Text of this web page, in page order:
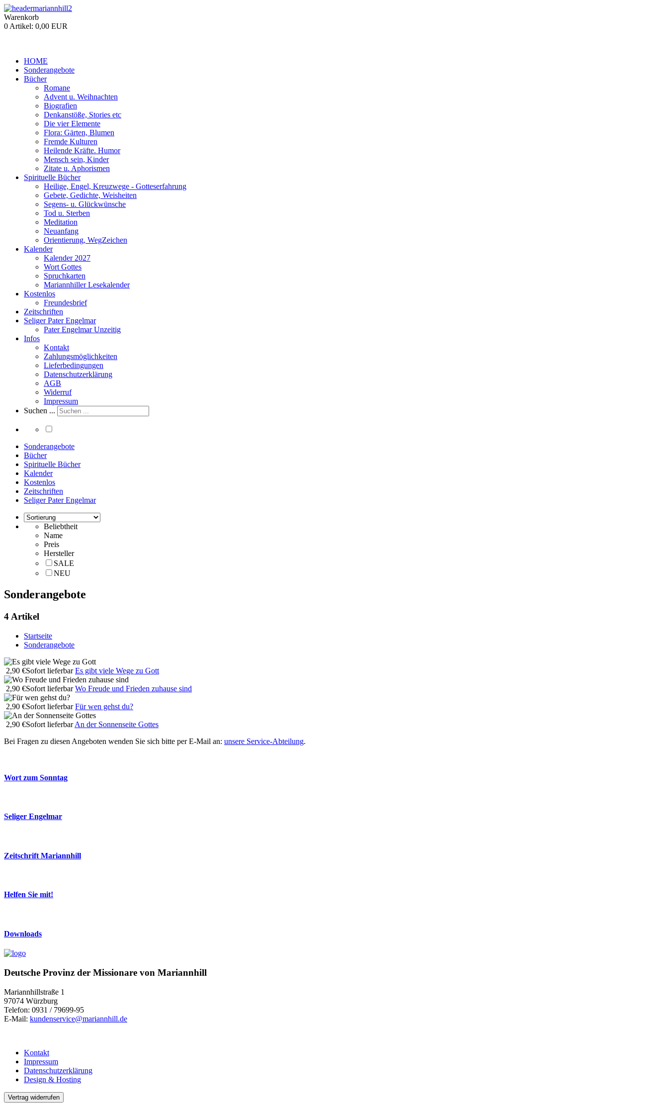
Warenkorb
0 Artikel: 0,00 EUR
HOME
Sonderangebote
Bücher
Romane
Advent u. Weihnachten
Biografien
Denkanstöße, Stories etc
Die vier Elemente
Flora: Gärten, Blumen
Fremde Kulturen
Heilende Kräfte. Humor
Mensch sein, Kinder
Zitate u. Aphorismen
Spirituelle Bücher
Heilige, Engel, Kreuzwege - Gotteserfahrung
Gebete, Gedichte, Weisheiten
Segens- u. Glückwünsche
Tod u. Sterben
Meditation
Neuanfang
Orientierung, WegZeichen
Kalender
Kalender 2027
Wort Gottes
Spruchkarten
Mariannhiller Lesekalender
Kostenlos
Freundesbrief
Zeitschriften
Seliger Pater Engelmar
Pater Engelmar Unzeitig
Infos
Kontakt
Zahlungsmöglichkeiten
Lieferbedingungen
Datenschutzerklärung
AGB
Widerruf
Impressum
Suchen ...
Sonderangebote
Bücher
Spirituelle Bücher
Kalender
Kostenlos
Zeitschriften
Seliger Pater Engelmar
Beliebtheit
Name
Preis
Hersteller
SALE
NEU
Sonderangebote
4 Artikel
Startseite
Sonderangebote
2,90 €Sofort lieferbar Es gibt viele Wege zu Gott
2,90 €Sofort lieferbar Wo Freude und Frieden zuhause sind
2,90 €Sofort lieferbar Für wen gehst du?
2,90 €Sofort lieferbar An der Sonnenseite Gottes
Bei Fragen zu diesen Angeboten wenden Sie sich bitte per E-Mail an: unsere Service-Abteilung.
Wort zum Sonntag
Seliger Engelmar
Zeitschrift Mariannhill
Helfen Sie mit!
Downloads
Deutsche Provinz der Missionare von Mariannhill
Mariannhillstraße 1
97074 Würzburg
Telefon: 0931 / 79699-95
E-Mail: kundenservice@mariannhill.de
Kontakt
Impressum
Datenschutzerklärung
Design & Hosting
Vertrag widerrufen